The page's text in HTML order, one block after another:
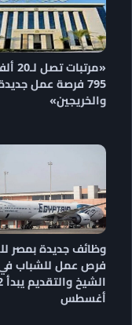
795 فرصة عمل
والخريجين»
وظائف جديدة بمصر
فرص عمل للشباب
أغسطس